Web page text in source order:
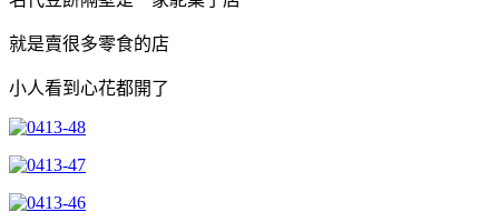
就是賣很多零食的店
小人看到心花都開了